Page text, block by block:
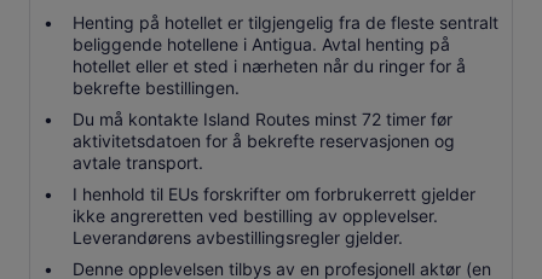
Henting på hotellet er tilgjengelig fra de fleste sentralt
beliggende hotellene i Antigua. Avtal henting på
hotellet eller et sted i nærheten når du ringer for å
bekrefte bestillingen.
Du må kontakte Island Routes minst 72 timer før
aktivitetsdatoen for å bekrefte reservasjonen og
avtale transport.
I henhold til EUs forskrifter om forbrukerrett gjelder
ikke angreretten ved bestilling av opplevelser.
Leverandørens avbestillingsregler gjelder.
Denne opplevelsen tilbys av en profesjonell aktør (en